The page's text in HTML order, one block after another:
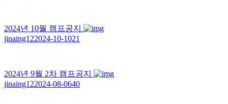
2024년 10월 캠프공지
jinaing122024-10-1021
2024년 9월 2차 캠프공지
jinaing122024-08-0640